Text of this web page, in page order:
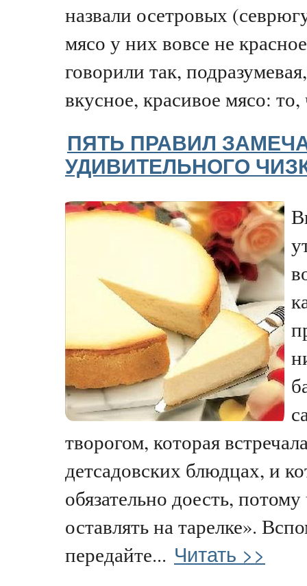
назвали осетровых
мясо у них вовсе не
говорили так,
вкусное, красивое мясо: то,
ПЯТЬ ПРАВИЛ
УДИВИТЕЛЬНОГО
творогом, которая
детсадовских блюдцах, и
обязательно доесть,
оставлять на тарелке».
передайте... Читать >>